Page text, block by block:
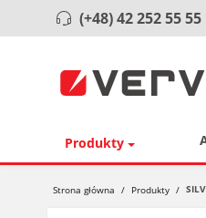
(+48) 42 252 55 55
Produkty
Strona główna / Produkty /